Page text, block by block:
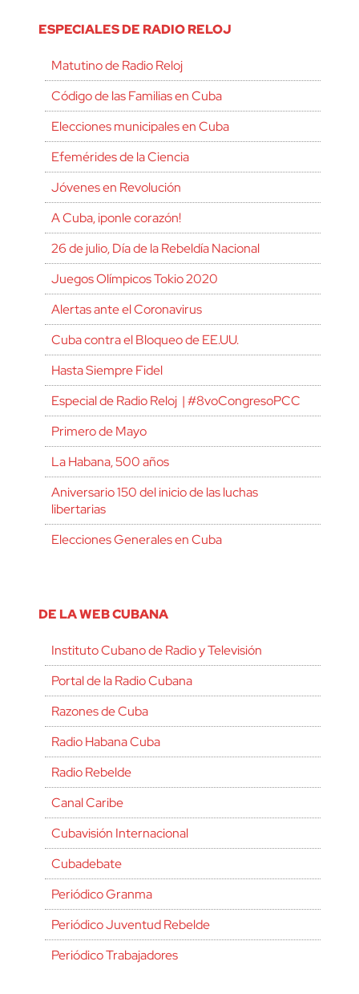
ESPECIALES DE RADIO RELOJ
Matutino de Radio Reloj
Código de las Familias en Cuba
Elecciones municipales en Cuba
Efemérides de la Ciencia
Jóvenes en Revolución
A Cuba, ¡ponle corazón!
26 de julio, Día de la Rebeldía Nacional
Juegos Olímpicos Tokio 2020
Alertas ante el Coronavirus
Cuba contra el Bloqueo de EE.UU.
Hasta Siempre Fidel
Especial de Radio Reloj | #8voCongresoPCC
Primero de Mayo
La Habana, 500 años
Aniversario 150 del inicio de las luchas
libertarias
Elecciones Generales en Cuba
DE LA WEB CUBANA
Instituto Cubano de Radio y Televisión
Portal de la Radio Cubana
Razones de Cuba
Radio Habana Cuba
Radio Rebelde
Canal Caribe
Cubavisión Internacional
Cubadebate
Periódico Granma
Periódico Juventud Rebelde
Periódico Trabajadores